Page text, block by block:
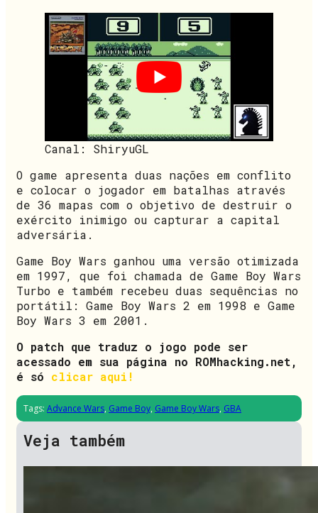
Canal: ShiryuGL
O game apresenta duas nações em conflito
e colocar o jogador em batalhas através
de 36 mapas com o objetivo de destruir o
exército inimigo ou capturar a capital
adversária.
Game Boy Wars ganhou uma versão otimizada
em 1997, que foi chamada de Game Boy Wars
Turbo e também recebeu duas sequências no
portátil: Game Boy Wars 2 em 1998 e Game
Boy Wars 3 em 2001.
O patch que traduz o jogo pode ser
acessado em sua página no ROMhacking.net,
é só clicar aqui!
Tags: Advance Wars, Game Boy, Game Boy Wars, GBA
Veja também